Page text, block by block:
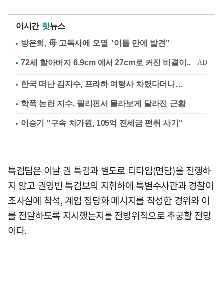
이시간 핫뉴스
방은희, 母 고독사에 오열 "이틀 만에 발견"
한국 떠난 김지수, 프라하 여행사 차렸다더니…
학폭 논란 지수, 필리핀서 몰라보게 달라진 근황
이승기 "구속 차가원, 105억 전세금 편취 사기"
특검팀은 이날 권 특검과 별도로 티타임(면담)을 진행하
지 않고 권영빈 특검보의 지휘하에 특별수사관과 경찰이
조사실에 착석, 계엄 정당화 메시지를 작성한 경위와 이
를 전달하도록 지시했는지를 전방위적으로 추궁할 전망
이다.